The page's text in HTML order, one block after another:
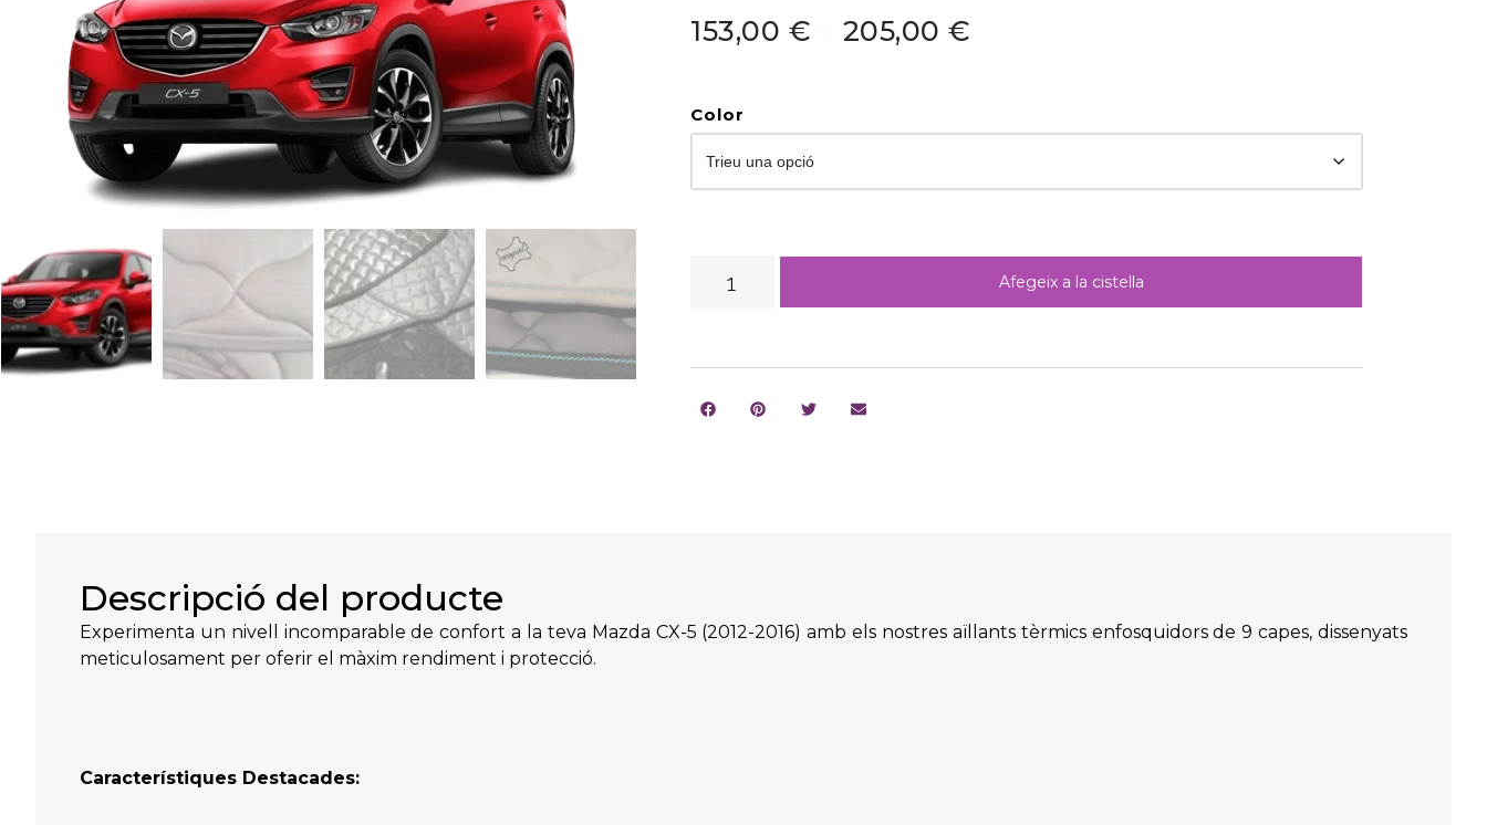
153,00 € 205,00 €
Color
Afegeix a la cistella
Descripció del producte
Experimenta un nivell incomparable de confort a la teva Mazda CX-5 (2012-2016) amb els nostres aïllants tèrmics enfosquidors de 9 capes, dissenyats
meticulosament per oferir el màxim rendiment i protecció.
Característiques Destacades: